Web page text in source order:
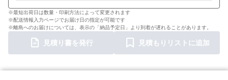
※最短出荷日は数量・印刷方法によって変更されます
※配送情報入力ページでお届け日の指定が可能です
※離島へのお届けについては、表示の「納品予定日」より到着が遅れることがあります。
見積り書を発行 見積もりリストに追加